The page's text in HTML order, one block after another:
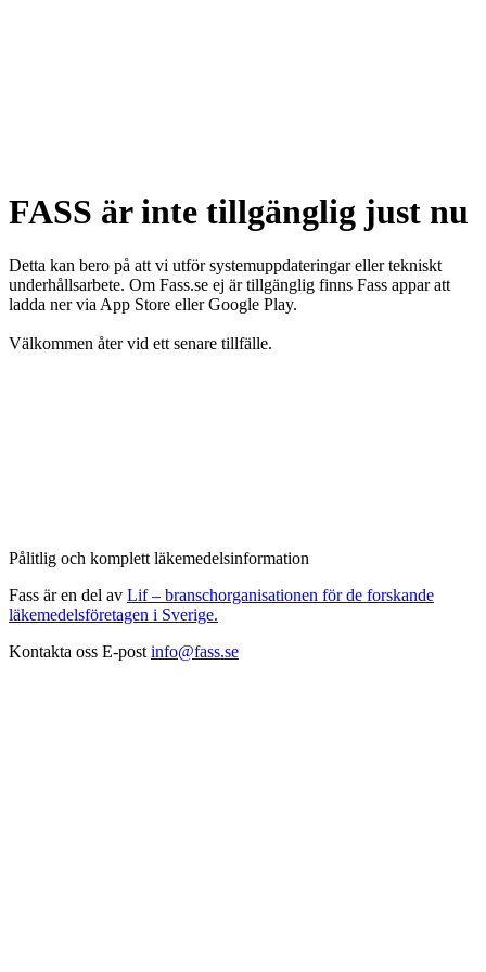
FASS är inte tillgänglig just nu
Detta kan bero på att vi utför systemuppdateringar eller tekniskt
underhållsarbete. Om Fass.se ej är tillgänglig finns Fass appar att
ladda ner via App Store eller Google Play.
Välkommen åter vid ett senare tillfälle.
Pålitlig och komplett läkemedelsinformation
Fass är en del av Lif – branschorganisationen för de forskande
läkemedelsföretagen i Sverige.
Kontakta oss E-post info@fass.se